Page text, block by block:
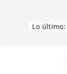
Lo último: